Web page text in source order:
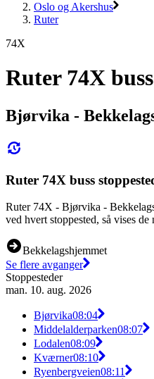
Oslo og Akershus
Ruter
74X
Ruter 74X buss
Bjørvika -
Ruter 74X buss
Ruter 74X - Bjørvika -
ved hvert stoppested, så vises
Bekkelagshjemmet
Se flere avganger
Stoppesteder
man. 10. aug. 2026
Bjørvika08:04
Middelalderparken08:07
Lodalen08:09
Kværner08:10
Ryenbergveien08:11